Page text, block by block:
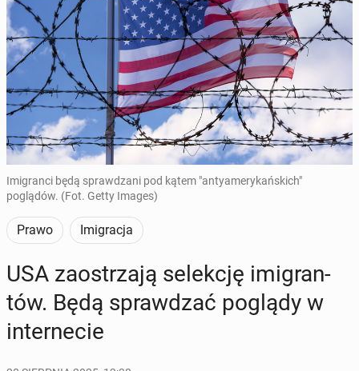
Imigranci będą sprawdzani pod kątem "antyamerykańskich"
poglądów. (Fot. Getty Images)
Prawo Imigracja
USA za­ostrza­ją se­lek­cję imi­gran­
tów. Będą spraw­dzać poglądy w
in­ter­ne­cie